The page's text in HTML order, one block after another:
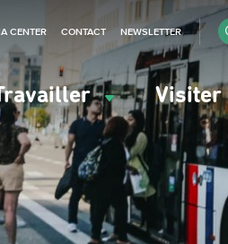
Visiter
CENTER CONTACT NEWSLETTER